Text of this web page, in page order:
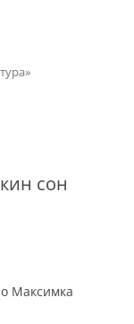
сон
Максимка